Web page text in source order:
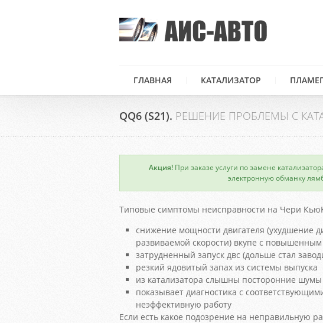
ГЛАВНАЯ КАТАЛИЗАТОР
QQ6 (S21). РЕШЕНИЕ ПРОБЛЕМЫ С
Акция!При заказе услуги по замене
электронную обманку
×
Типовые симптомы неисправности на Чери
снижение мощности двигателя (ухудшение
развиваемой скорости) вкупе с
затрудненный запуск двс (дольше стал
резкий ядовитый запах из системы выпуска
из катализатора слышны посторонние шумы
показывает диагностика с
неэффективную работу
Если есть какое подозрение на неправильную